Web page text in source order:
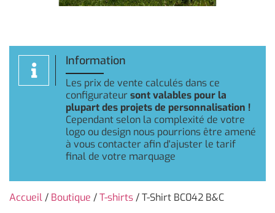
Information
Les prix de vente calculés dans ce
configurateursont valables pour la
plupart des projets de personnalisation !
Cependant selon la complexité de votre
logo ou design nous pourrions être amené
à vous contacter afin d'ajuster le tarif
final de votre marquage
Accueil / Boutique /T-shirts / T-Shirt BC042 B&C